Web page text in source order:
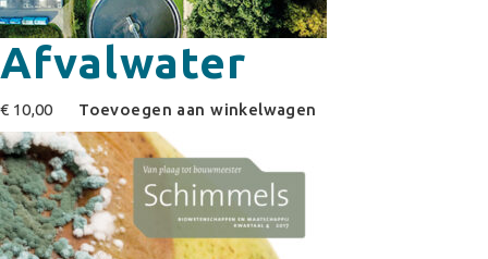
Afvalwater
€ 10,00 Toevoegen aan winkelwagen